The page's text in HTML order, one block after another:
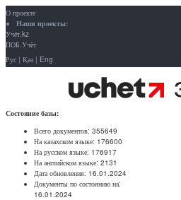
О проекте
Наши проекты:
Учёт.kz
ПОБ.Учёт
Рус | Қаз | Eng
Состояние базы:
Всего документов: 355649
На казахском языке: 176600
На русском языке: 176917
На английском языке: 2131
Дата обновления: 16.01.2024
Документы по состоянию на:
16.01.2024